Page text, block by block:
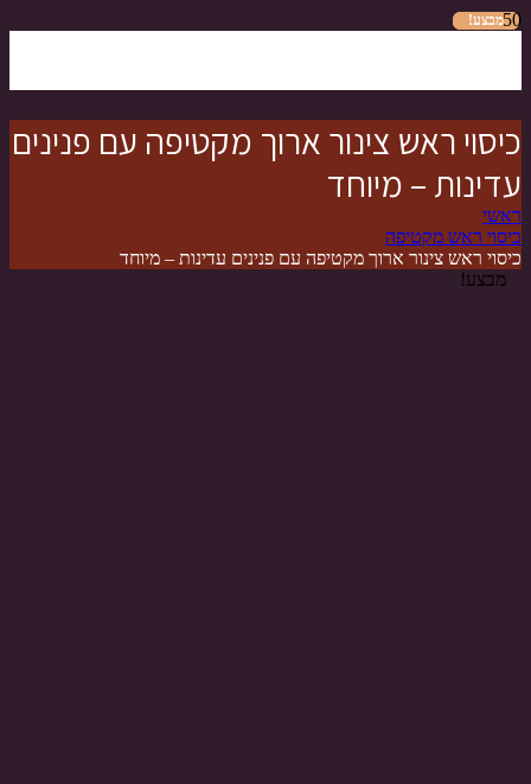
כיסוי ראש צינור ארוך מקטיפה עם פנינים
עדינות – מיוחד
ראשי
כיסוי ראש מקטיפה
כיסוי ראש צינור ארוך מקטיפה עם פנינים עדינות – מיוחד
מבצע!
מבצע!
מבצע!
מבצע!
מבצע!
מבצע!
מבצע!
מבצע!